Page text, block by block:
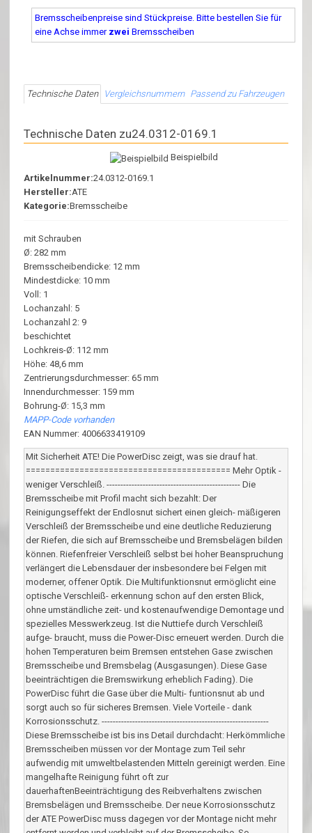
Bremsscheibenpreise sind Stückpreise. Bitte bestellen Sie für
eine Achse immer zwei Bremsscheiben
Technische Daten Vergleichsnummern Passend zu Fahrzeugen
Technische Daten zu24.0312-0169.1
Beispielbild
Artikelnummer:24.0312-0169.1
Hersteller:ATE
Kategorie:Bremsscheibe
mit Schrauben
Ø: 282 mm
Bremsscheibendicke: 12 mm
Mindestdicke: 10 mm
Voll: 1
Lochanzahl: 5
Lochanzahl 2: 9
beschichtet
Lochkreis-Ø: 112 mm
Höhe: 48,6 mm
Zentrierungsdurchmesser: 65 mm
Innendurchmesser: 159 mm
Bohrung-Ø: 15,3 mm
MAPP-Code vorhanden
EAN Nummer: 4006633419109
Mit Sicherheit ATE! Die PowerDisc zeigt, was sie drauf hat.
========================================== Mehr Optik -
weniger Verschleiß. ------------------------------------------------ Die
Bremsscheibe mit Profil macht sich bezahlt: Der
Reinigungseffekt der Endlosnut sichert einen gleich- mäßigeren
Verschleiß der Bremsscheibe und eine deutliche Reduzierung
der Riefen, die sich auf Bremsscheibe und Bremsbelägen bilden
können. Riefenfreier Verschleiß selbst bei hoher Beanspruchung
verlängert die Lebensdauer der insbesondere bei Felgen mit
moderner, offener Optik. Die Multifunktionsnut ermöglicht eine
optische Verschleiß- erkennung schon auf den ersten Blick,
ohne umständliche zeit- und kostenaufwendige Demontage und
spezielles Messwerkzeug. Ist die Nuttiefe durch Verschleiß
aufge- braucht, muss die Power-Disc erneuert werden. Durch die
hohen Temperaturen beim Bremsen entstehen Gase zwischen
Bremsscheibe und Bremsbelag (Ausgasungen). Diese Gase
beeinträchtigen die Bremswirkung erheblich Fading). Die
PowerDisc führt die Gase über die Multi- funtionsnut ab und
sorgt auch so für sicheres Bremsen. Viele Vorteile - dank
Korrosionsschutz. ------------------------------------------------------------
Diese Bremsscheibe ist bis ins Detail durchdacht: Herkömmliche
Bremsscheiben müssen vor der Montage zum Teil sehr
aufwendig mit umweltbelastenden Mitteln gereinigt werden. Eine
mangelhafte Reinigung führt oft zur
dauerhaftenBeeinträchtigung des Reibverhaltens zwischen
Bremsbelägen und Bremsscheibe. Der neue Korrosionsschutz
der ATE PowerDisc muss dagegen vor der Montage nicht mehr